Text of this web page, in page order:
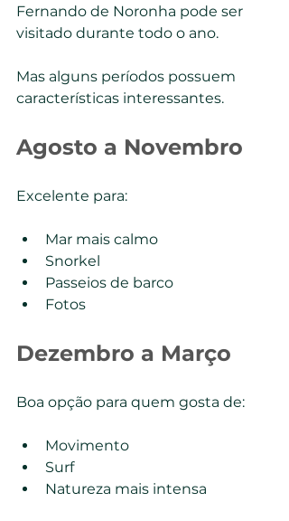
Fernando de Noronha pode ser
visitado durante todo o ano.
Mas alguns períodos possuem
características interessantes.
Agosto a Novembro
Excelente para:
Mar mais calmo
Snorkel
Passeios de barco
Fotos
Dezembro a Março
Boa opção para quem gosta de:
Movimento
Surf
Natureza mais intensa